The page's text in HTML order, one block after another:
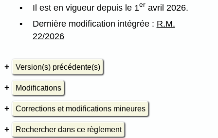
Il est en vigueur depuis le 1er avril 2026.
Dernière modification intégrée : R.M.
22/2026
Version(s) précédente(s)
Modifications
Corrections et modifications mineures
Rechercher dans ce règlement